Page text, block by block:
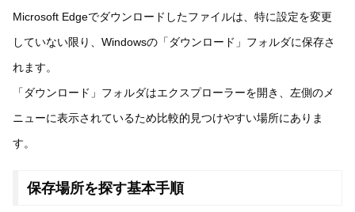
Microsoft Edgeでダウンロードしたファイルは、特に設定を変更
していない限り、Windowsの「ダウンロード」フォルダに保存さ
れます。
「ダウンロード」フォルダはエクスプローラーを開き、左側のメ
ニューに表示されているため比較的見つけやすい場所にありま
す。
保存場所を探す基本手順